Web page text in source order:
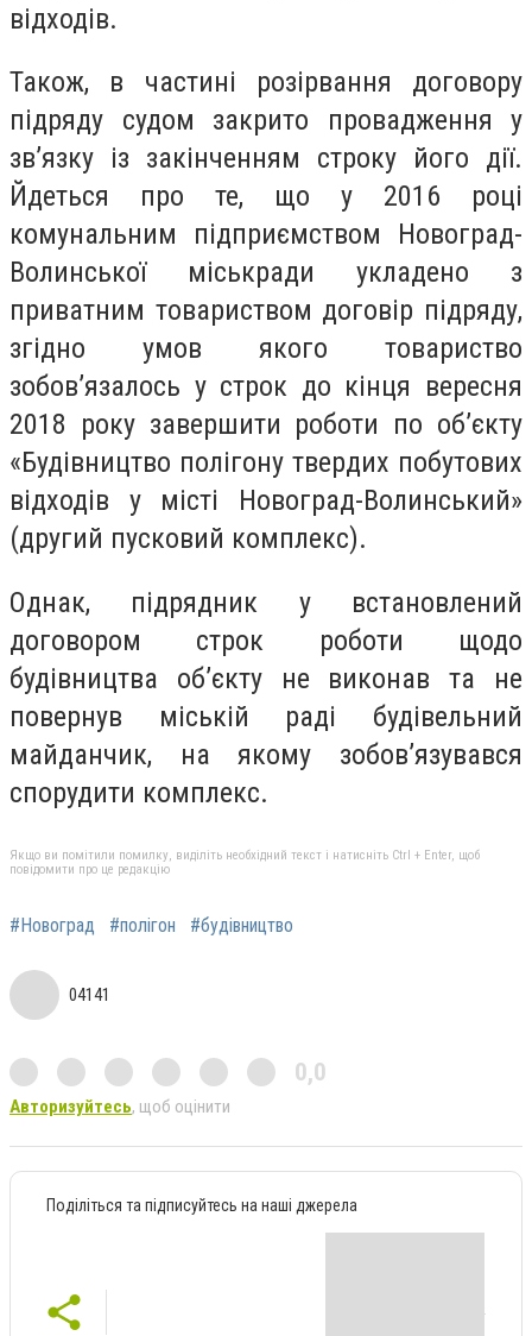
відходів.
Також, в частині розірвання договору
підряду судом закрито провадження у
зв’язку із закінченням строку його дії.
Йдеться про те, що у 2016 році
комунальним підприємством Новоград-
Волинської міськради укладено з
приватним товариством договір підряду,
згідно умов якого товариство
зобов’язалось у строк до кінця вересня
2018 року завершити роботи по об’єкту
«Будівництво полігону твердих побутових
відходів у місті Новоград-Волинський»
(другий пусковий комплекс).
Однак, підрядник у встановлений
договором строк роботи щодо
будівництва об’єкту не виконав та не
повернув міській раді будівельний
майданчик, на якому зобов’язувався
спорудити комплекс.
Якщо ви помітили помилку, виділіть необхідний текст і натисніть Ctrl + Enter, щоб
повідомити про це редакцію
#Новоград #полігон #будівництво
04141
0,0
Авторизуйтесь, щоб оцінити
Поділіться та підписуйтесь на наші джерела